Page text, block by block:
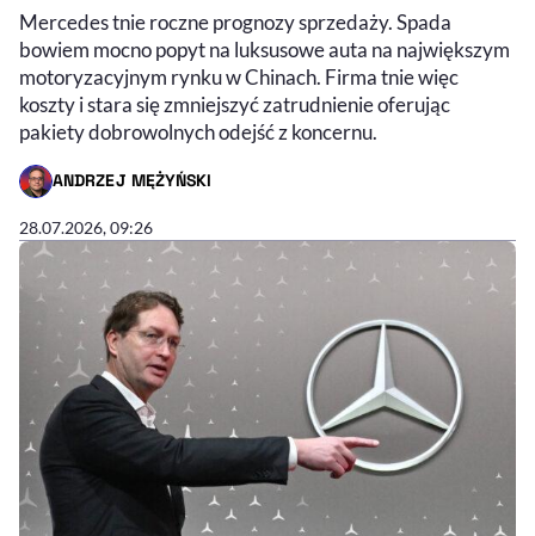
Mercedes tnie roczne prognozy sprzedaży. Spada
bowiem mocno popyt na luksusowe auta na największym
motoryzacyjnym rynku w Chinach. Firma tnie więc
koszty i stara się zmniejszyć zatrudnienie oferując
pakiety dobrowolnych odejść z koncernu.
ANDRZEJ MĘŻYŃSKI
- AUTOR ARTYKUŁU - PROFIL
28.07.2026, 09:26